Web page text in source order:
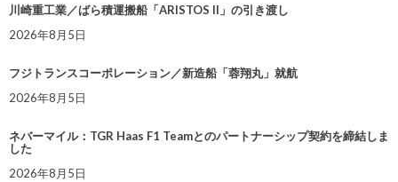
川崎重工業／ばら積運搬船「ARISTOS II」の引き渡し
2026年8月5日
フジトランスコーポレーション／新造船「蓉翔丸」就航
2026年8月5日
ネバーマイル：TGR Haas F1 Teamとのパートナーシップ契約を締結しま
した
2026年8月5日